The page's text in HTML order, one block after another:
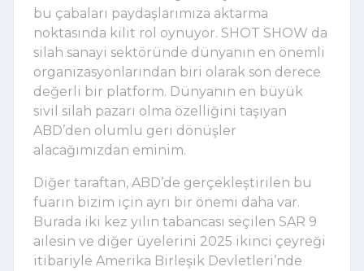
bu çabaları paydaşlarımıza aktarma
noktasında kilit rol oynuyor. SHOT SHOW da
silah sanayi sektöründe dünyanın en önemli
organizasyonlarından biri olarak son derece
değerli bir platform. Dünyanın en büyük
sivil silah pazarı olma özelliğini taşıyan
ABD’den olumlu geri dönüşler
alacağımızdan eminim.
Diğer taraftan, ABD’de gerçekleştirilen bu
fuarın bizim için ayrı bir önemi daha var.
Burada iki kez yılın tabancası seçilen SAR 9
ailesin ve diğer üyelerini 2025 ikinci çeyreği
itibariyle Amerika Birleşik Devletleri’nde